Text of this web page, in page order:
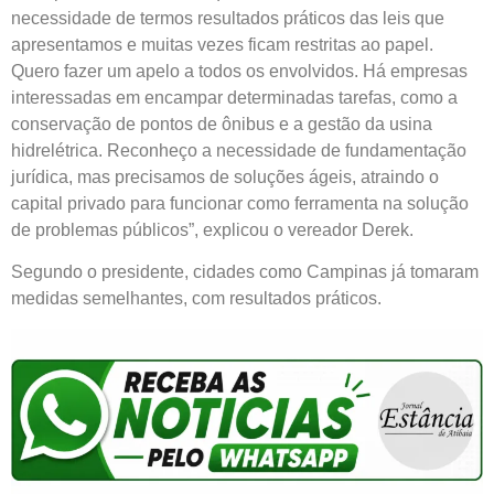
necessidade de termos resultados práticos das leis que
apresentamos e muitas vezes ficam restritas ao papel.
Quero fazer um apelo a todos os envolvidos. Há empresas
interessadas em encampar determinadas tarefas, como a
conservação de pontos de ônibus e a gestão da usina
hidrelétrica. Reconheço a necessidade de fundamentação
jurídica, mas precisamos de soluções ágeis, atraindo o
capital privado para funcionar como ferramenta na solução
de problemas públicos”, explicou o vereador Derek.
Segundo o presidente, cidades como Campinas já tomaram
medidas semelhantes, com resultados práticos.